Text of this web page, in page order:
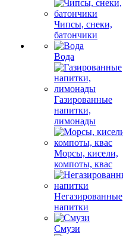
Чипсы, снеки,
батончики
Вода
Газированные
напитки,
лимонады
Морсы, кисели,
компоты, квас
Негазированные
напитки
Смузи